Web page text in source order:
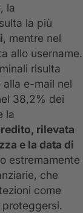
la
la più
, mentre nel
allo username.
risulta
e-mail nel
38,2% dei
la
rilevata
e la data di
estremamente
che
come
proteggersi.